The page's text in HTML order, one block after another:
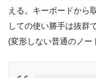
える。キーボードから
しての使い勝手は抜群
(変形しない普通のノー